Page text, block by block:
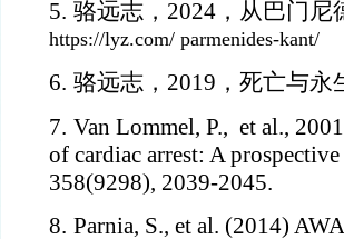
5. 骆远志， 2024，从巴门尼
https://lyz.com/ parmenides-kant/
6. 骆远志， 2019，死亡与永
7. Van Lommel, P., et al.,
of cardiac arrest: A
358(9298), 2039-2045.
8. Parnia, S., et al. (2014)